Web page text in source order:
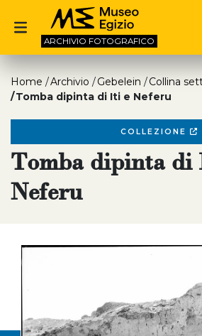
ARCHIVIO FOTOGRAFICO
Home Archivio Gebelein
Collina
Tomba dipinta di Iti e Neferu
COLLEZIONE
Tomba dipinta di
Neferu